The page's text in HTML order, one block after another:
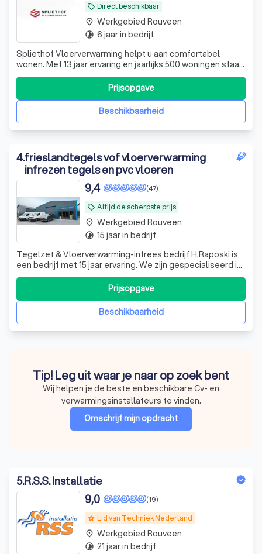
local_offer Direct beschikbaar
Spliethof Vloerverwarming helpt u aan comfortabel
wonen. Met 13 jaar ervaring en jaarlijks 500 woningen staan
wij voor vakmanschap, betrouwbaarheid en persoonlijke
Beschikbaarheid
Prijsopgave
place Werkgebied Rouveen
timelapse 6 jaar in bedrijf
4.frieslandtegels vof vloerverwarming
infrezen tegels en pvc vloeren
local_offer Altijd de scherpste prijs
(47)
9,4
Tegelzet & Vloerverwarming-infrees bedrijf H.Raposki is
een bedrijf met 15 jaar ervaring. We zijn gespecialiseerd in
het uitvoeren van tegelwerken voor: bedrijven, aannemers
en particulieren. Door onze kennis en ervaring pakken we
elke klus professioneel op. Hierdoor komt u niet voor
onverwachte ve
Beschikbaarheid
Prijsopgave
place Werkgebied Rouveen
timelapse 15 jaar in bedrijf
Tip! Leg uit waar je naar op zoek bent
Wij helpen je de beste en beschikbare Cv- en
verwarmingsinstallateurs te vinden.
Omschrijf mijn opdracht
5.R.S.S. Installatie
grade Lid van Techniek Nederland
(19)
9,0
place Werkgebied Rouveen
timelapse 21 jaar in bedrijf